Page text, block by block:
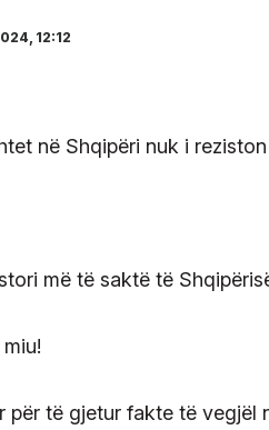
12:12
më të saktë të
për të gjetur fakte të